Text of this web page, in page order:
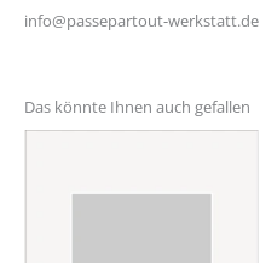
info@passepartout-werkstatt.de
Das könnte Ihnen auch gefallen